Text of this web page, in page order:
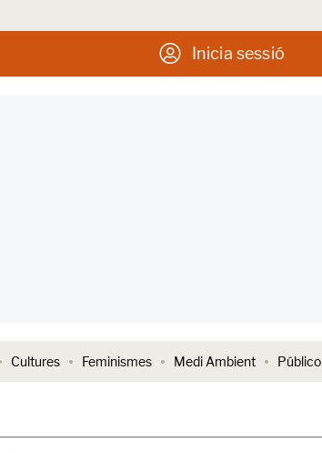
Inicia sessió
Cultures Feminismes Medi Ambient Público